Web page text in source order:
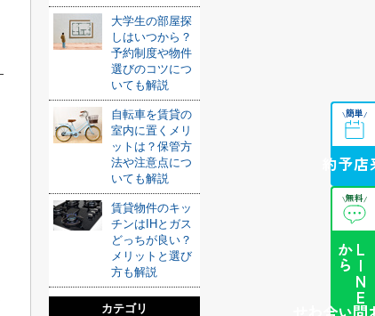
大学生の部屋探
しはいつから？
予約制度や物件
選びのコツにつ
いても解説
自転車を賃貸の
室内に置くメリ
ットは？保管方
法や注意点につ
いても解説
賃貸物件のキッ
チンはIHとガス
どっちが良い？
メリットと選び
方も解説
カテゴリ
\簡単/
来店予約
\無料/
L
I
N
E
か
ら